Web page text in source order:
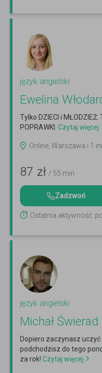
język angielski
Ewelina
Tylko DZIECI i
POPRAWKI. Czytaj więcej
Online, Warszawa i 1
87 zł / 55 min
Zadzwoń
Ostatnia aktywność:
język angielski
Michał Świerad
Dopiero zaczynasz
podchodzisz do tego
za rok! Czytaj więcej